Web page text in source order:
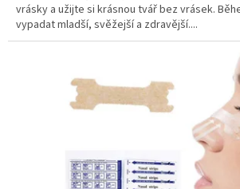
vrásky a užijte si krásnou tvář bez vrásek.
vypadat mladší, svěžejší a zdravější....